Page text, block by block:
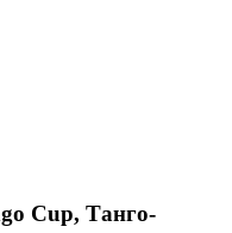
Cup, Танго-